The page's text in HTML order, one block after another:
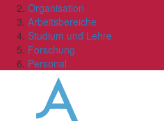
Organisation
Arbeitsbereiche
Studium und Lehre
Forschung
Personal